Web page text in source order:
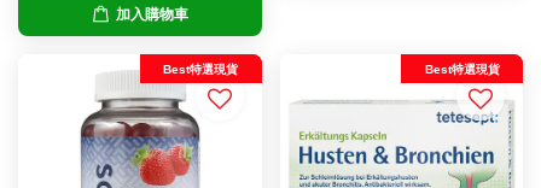
加入購物車
Best特選現貨 Best特選現貨